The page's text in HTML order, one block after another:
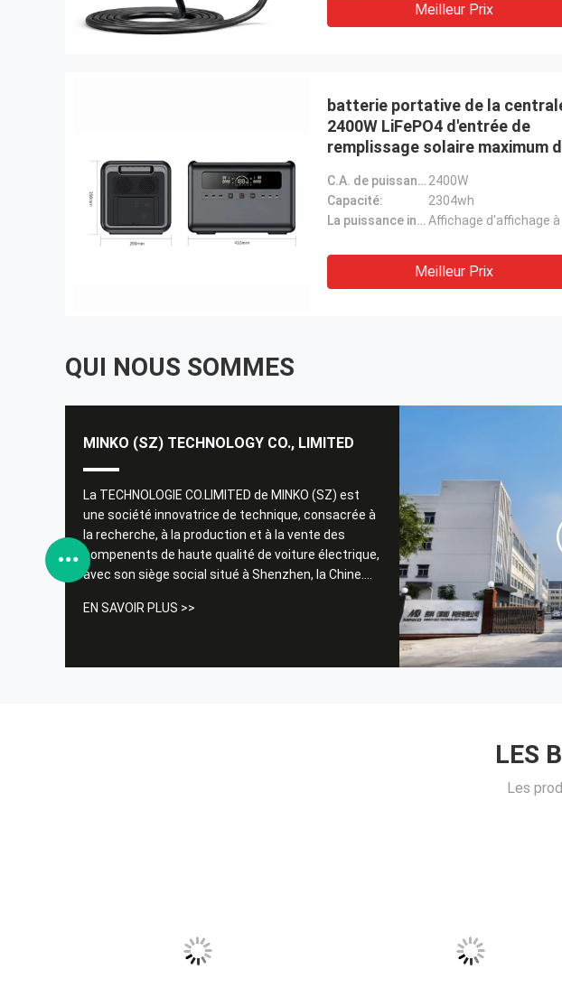
Meilleur Prix
batterie portative de la
2400W LiFePO4 d'entrée de
remplissage solaire maximum
C.A. de puissance évaluée: 2400W
Capacité:
2304wh
La puissance indiquent:
Meilleur Prix
QUI NOUS SOMMES
MINKO (SZ) TECHNOLOGY CO., LIMITED
La TECHNOLOGIE CO.LIMITED de MINKO (SZ) est
une société innovatrice de technique, consacrée à
la recherche, à la production et à la vente des
compenents de haute qualité de voiture électrique,
avec son siège social situé à Shenzhen, la Chine.
chargeur portatif d'EV, la pile de remplissage d'EV,
EN SAVOIR PLUS >>
Les piles de charge de MINKO sont de bonne qualité,
très populaires en France et dotées d'une bonne
recommandation
Le parking
produit,
http://
37935523-
charger-
charging-
produit. Très
------ Ben
LES
Les